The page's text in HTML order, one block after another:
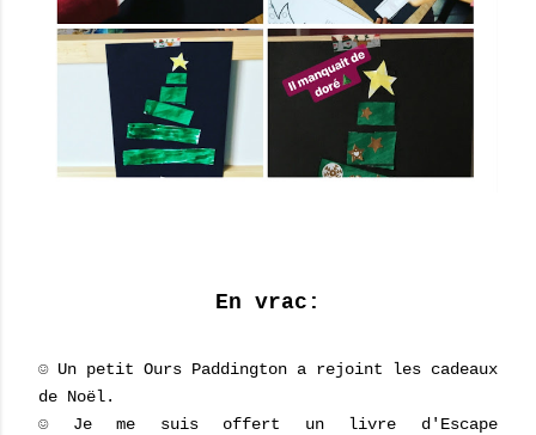
En vrac:
☺ Un petit Ours Paddington a rejoint les cadeaux
de Noël.
☺ Je me suis offert un livre d'Escape